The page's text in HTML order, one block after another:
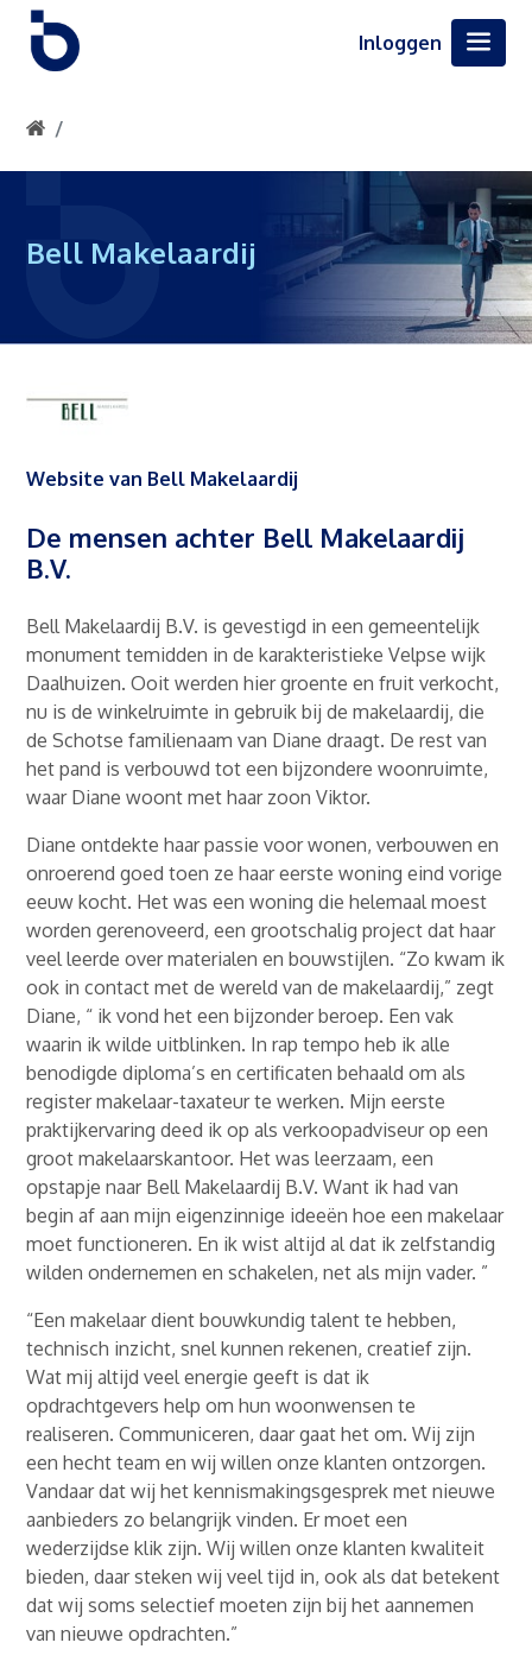
Inloggen
Bell Makelaardij
Website van Bell Makelaardij
De mensen achter Bell Makelaardij
B.V.
Bell Makelaardij B.V. is gevestigd in een gemeentelijk
monument temidden in de karakteristieke Velpse wijk
Daalhuizen. Ooit werden hier groente en fruit verkocht,
nu is de winkelruimte in gebruik bij de makelaardij, die
de Schotse familienaam van Diane draagt. De rest van
het pand is verbouwd tot een bijzondere woonruimte,
waar Diane woont met haar zoon Viktor.
Diane ontdekte haar passie voor wonen, verbouwen en
onroerend goed toen ze haar eerste woning eind vorige
eeuw kocht. Het was een woning die helemaal moest
worden gerenoveerd, een grootschalig project dat haar
veel leerde over materialen en bouwstijlen. “Zo kwam ik
ook in contact met de wereld van de makelaardij,” zegt
Diane, “ ik vond het een bijzonder beroep. Een vak
waarin ik wilde uitblinken. In rap tempo heb ik alle
benodigde diploma’s en certificaten behaald om als
register makelaar-taxateur te werken. Mijn eerste
praktijkervaring deed ik op als verkoopadviseur op een
groot makelaarskantoor. Het was leerzaam, een
opstapje naar Bell Makelaardij B.V. Want ik had van
begin af aan mijn eigenzinnige ideeën hoe een makelaar
moet functioneren. En ik wist altijd al dat ik zelfstandig
wilden ondernemen en schakelen, net als mijn vader. ”
“Een makelaar dient bouwkundig talent te hebben,
technisch inzicht, snel kunnen rekenen, creatief zijn.
Wat mij altijd veel energie geeft is dat ik
opdrachtgevers help om hun woonwensen te
realiseren. Communiceren, daar gaat het om. Wij zijn
een hecht team en wij willen onze klanten ontzorgen.
Vandaar dat wij het kennismakingsgesprek met nieuwe
aanbieders zo belangrijk vinden. Er moet een
wederzijdse klik zijn. Wij willen onze klanten kwaliteit
bieden, daar steken wij veel tijd in, ook als dat betekent
dat wij soms selectief moeten zijn bij het aannemen
van nieuwe opdrachten.”